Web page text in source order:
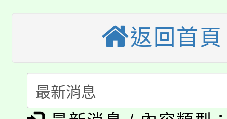
視費優惠，中低收入戶
半價優惠，詳情可洽有
者。
大園自造教育及科技中
份教師增能研習
大溪自造教育及科技
份教師研習
淨零綠生活教案入校路
會
115年食農教育專業人
程
「本色祭」8/29、30在
返回首頁